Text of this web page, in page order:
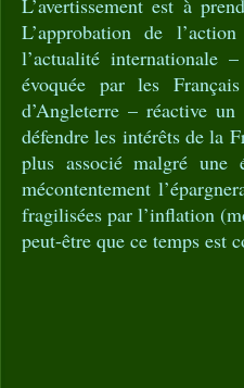
L’avertissement est à
L’approbation de
l’actualité internationale
évoquée par les
d’Angleterre – réactive
défendre les intérêts de la
plus associé malgré
mécontentement
fragilisées par l’inflation
peut-être que ce temps est